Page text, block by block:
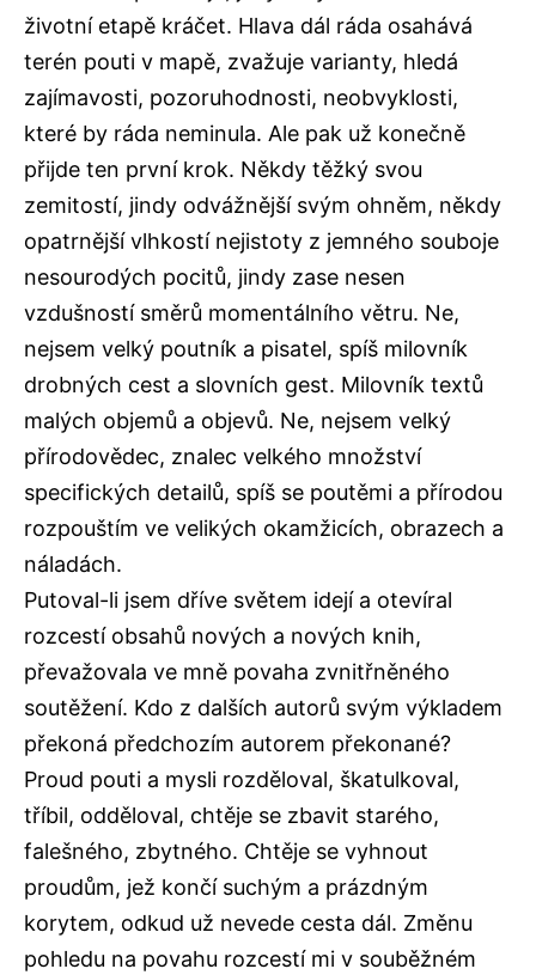
životní etapě kráčet. Hlava dál ráda osahává
terén pouti v mapě, zvažuje varianty, hledá
zajímavosti, pozoruhodnosti, neobvyklosti,
které by ráda neminula. Ale pak už konečně
přijde ten první krok. Někdy těžký svou
zemitostí, jindy odvážnější svým ohněm, někdy
opatrnější vlhkostí nejistoty z jemného souboje
nesourodých pocitů, jindy zase nesen
vzdušností směrů momentálního větru. Ne,
nejsem velký poutník a pisatel, spíš milovník
drobných cest a slovních gest. Milovník textů
malých objemů a objevů. Ne, nejsem velký
přírodovědec, znalec velkého množství
specifických detailů, spíš se poutěmi a přírodou
rozpouštím ve velikých okamžicích, obrazech a
náladách.
Putoval-li jsem dříve světem idejí a otevíral
rozcestí obsahů nových a nových knih,
převažovala ve mně povaha zvnitřněného
soutěžení. Kdo z dalších autorů svým výkladem
překoná předchozím autorem překonané?
Proud pouti a mysli rozděloval, škatulkoval,
tříbil, odděloval, chtěje se zbavit starého,
falešného, zbytného. Chtěje se vyhnout
proudům, jež končí suchým a prázdným
korytem, odkud už nevede cesta dál. Změnu
pohledu na povahu rozcestí mi v souběžném